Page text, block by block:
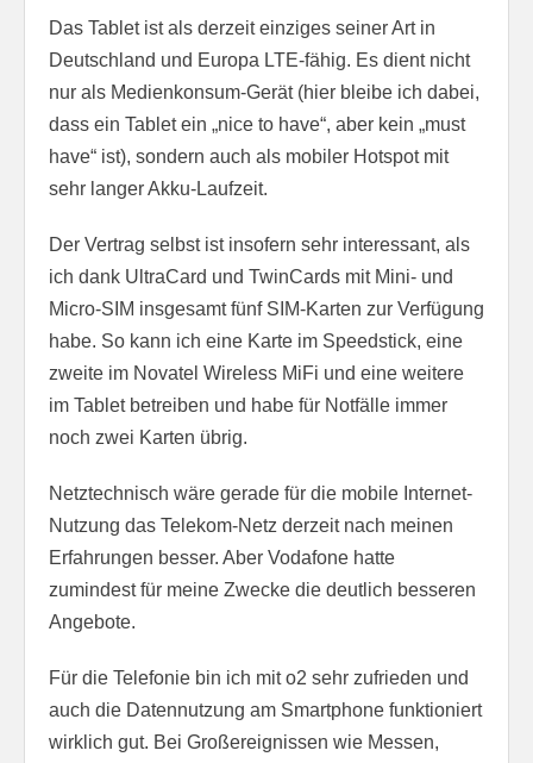
Das Tablet ist als derzeit einziges seiner Art in
Deutschland und Europa LTE-fähig. Es dient nicht
nur als Medienkonsum-Gerät (hier bleibe ich dabei,
dass ein Tablet ein „nice to have“, aber kein „must
have“ ist), sondern auch als mobiler Hotspot mit
sehr langer Akku-Laufzeit.
Der Vertrag selbst ist insofern sehr interessant, als
ich dank UltraCard und TwinCards mit Mini- und
Micro-SIM insgesamt fünf SIM-Karten zur Verfügung
habe. So kann ich eine Karte im Speedstick, eine
zweite im Novatel Wireless MiFi und eine weitere
im Tablet betreiben und habe für Notfälle immer
noch zwei Karten übrig.
Netztechnisch wäre gerade für die mobile Internet-
Nutzung das Telekom-Netz derzeit nach meinen
Erfahrungen besser. Aber Vodafone hatte
zumindest für meine Zwecke die deutlich besseren
Angebote.
Für die Telefonie bin ich mit o2 sehr zufrieden und
auch die Datennutzung am Smartphone funktioniert
wirklich gut. Bei Großereignissen wie Messen,